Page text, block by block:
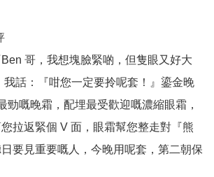
Ben 哥，我想塊臉緊啲，但隻眼又好大
我話：『咁您一定要拎呢套！』鎏金晚
勁嘅晚霜，配埋最受歡迎嘅濃縮眼霜，
拉返緊個 V 面，眼霜幫您整走對『熊
要見重要嘅人，今晚用呢套，第二朝保